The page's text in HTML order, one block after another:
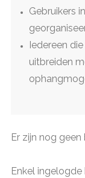
Gebruikers
Iedereen
uitbreiden
Er zijn nog
Enkel